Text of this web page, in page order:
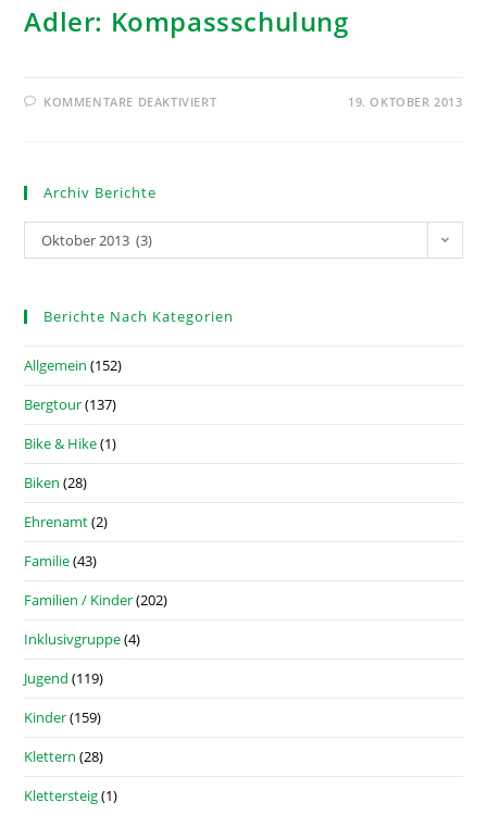
Adler: Kompassschulung
KOMMENTARE DEAKTIVIERT 19. OKTOBER 2013
Archiv Berichte
Oktober 2013 (3)
Berichte Nach Kategorien
Allgemein (152)
Bergtour(137)
Bike & Hike(1)
Biken (28)
Ehrenamt(2)
Familie(43)
Familien / Kinder(202)
Inklusivgruppe(4)
Jugend (119)
Kinder(159)
Klettern (28)
Klettersteig(1)